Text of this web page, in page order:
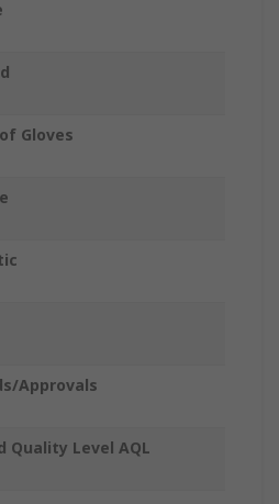
Gloves
Approvals
Quality Level AQL